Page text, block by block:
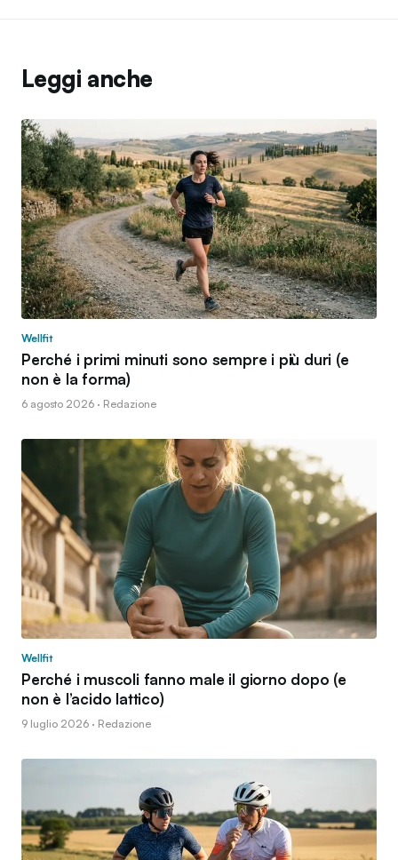
Leggi anche
Wellfit
Perché i primi minuti sono sempre i più duri (e
non è la forma)
6 agosto 2026 · Redazione
Wellfit
Perché i muscoli fanno male il giorno dopo (e
non è l’acido lattico)
9 luglio 2026 · Redazione